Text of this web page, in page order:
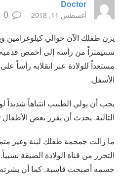
Doctor
أغسطس 11, 2018 0
سنتيمتراً من رأسه إلى أخمص
مستعداً للولادة عبر انقلابه رأساً
الأسفل.
يجب أن يولي الطبيب انتباهاً شديداً
التالية. يحدث أن يقرر بعض
ما زالت جمجمة طفلك لينة وغير
التحرر من قناة الولادة الضيقة
جسمه أصبحت قاسية. كما أن